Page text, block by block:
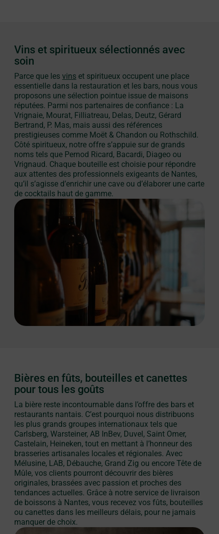
Vins et spiritueux sélectionnés avec
soin
Parce que lesvins et spiritueux occupent une place
essentielle dans la restauration et les bars, nous vous
proposons une sélection pointue issue de maisons
réputées. Parmi nos partenaires de confiance : La
Vrignaie, Mourat, Filliatreau, Delas, Deutz, Gérard
Bertrand, P. Mas, mais aussi des références
prestigieuses comme Moët & Chandon ou Rothschild.
Côté spiritueux, notre offre s’appuie sur de grands
noms tels que Pernod Ricard, Bacardi, Diageo ou
Vrignaud. Chaque bouteille est choisie pour répondre
aux attentes des professionnels exigeants de Nantes,
qu’il s’agisse d’enrichir une cave ou d’élaborer une carte
de cocktails haut de gamme.
Bières en fûts, bouteilles et canettes
pour tous les goûts
La bière reste incontournable dans l’offre des bars et
restaurants nantais. C’est pourquoi nous distribuons
les plus grands groupes internationaux tels que
Carlsberg, Warsteiner, AB InBev, Duvel, Saint Omer,
Castelain, Heineken, tout en mettant à l’honneur des
brasseries artisanales locales et régionales. Avec
Mélusine, LAB, Débauche, Grand Zig ou encore Tête de
Mûle, vos clients pourront découvrir des bières
originales, brassées avec passion et proches des
tendances actuelles. Grâce à notre service de livraison
de boissons à Nantes, vous recevez vos fûts, bouteilles
ou canettes dans les meilleurs délais, pour ne jamais
manquer de choix.